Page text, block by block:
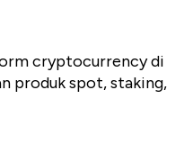
cryptocurrency di
produk spot, staking,